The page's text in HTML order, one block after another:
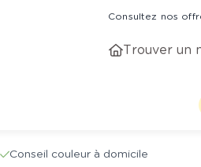
Consultez nos
Trouver un
Conseil couleur à domicile